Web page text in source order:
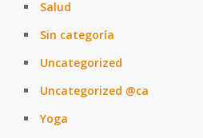
Salud
Sin categoría
Uncategorized
Uncategorized @ca
Yoga